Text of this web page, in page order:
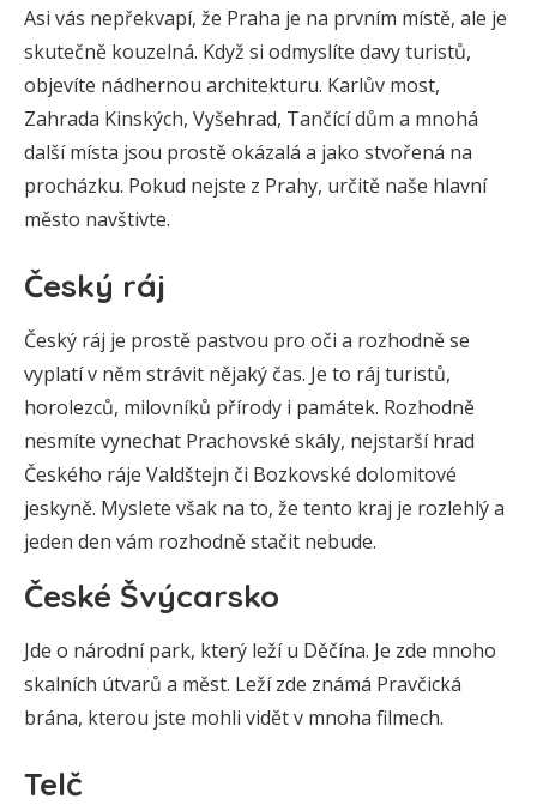
Asi vás nepřekvapí, že Praha je na prvním místě, ale je
skutečně kouzelná. Když si odmyslíte davy turistů,
objevíte nádhernou architekturu. Karlův most,
Zahrada Kinských, Vyšehrad, Tančící dům a mnohá
další místa jsou prostě okázalá a jako stvořená na
procházku. Pokud nejste z Prahy, určitě naše hlavní
město navštivte.
Český ráj
Český ráj je prostě pastvou pro oči a rozhodně se
vyplatí v něm strávit nějaký čas. Je to ráj turistů,
horolezců, milovníků přírody i památek. Rozhodně
nesmíte vynechat Prachovské skály, nejstarší hrad
Českého ráje Valdštejn či Bozkovské dolomitové
jeskyně. Myslete však na to, že tento kraj je rozlehlý a
jeden den vám rozhodně stačit nebude.
České Švýcarsko
Jde o národní park, který leží u Děčína. Je zde mnoho
skalních útvarů a měst. Leží zde známá Pravčická
brána, kterou jste mohli vidět v mnoha filmech.
Telč